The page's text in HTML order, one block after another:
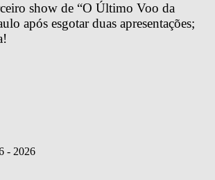
show de “O Último Voo da
após esgotar duas apresentações;
- 2026